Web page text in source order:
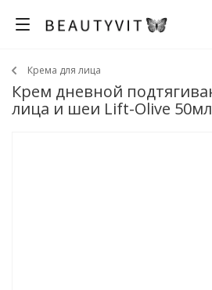
Крема для лица
Крем дневной
лица и шеи Lift-Olive 50мл